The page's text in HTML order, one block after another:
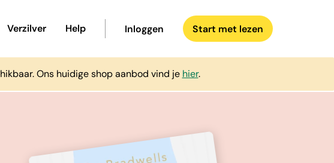
Verzilver Help Inloggen Start met lezen
Ons huidige shop aanbod vind je hier.